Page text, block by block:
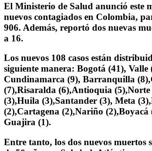
El Ministerio de Salud anunció este
nuevos contagiados en Colombia,
906. Además, reportó dos nuevas
a 16.
Los nuevos 108 casos están
siguiente manera: Bogotá (41), Valle
Cundinamarca (9), Barranquilla
(7),Risaralda (6),Antioquia (5),Norte
(3),Huila (3),Santander (3), Meta
(2),Cartagena (2),Nariño (2),Boyacá
Guajira (1).
Entre tanto, los dos nuevos muertos